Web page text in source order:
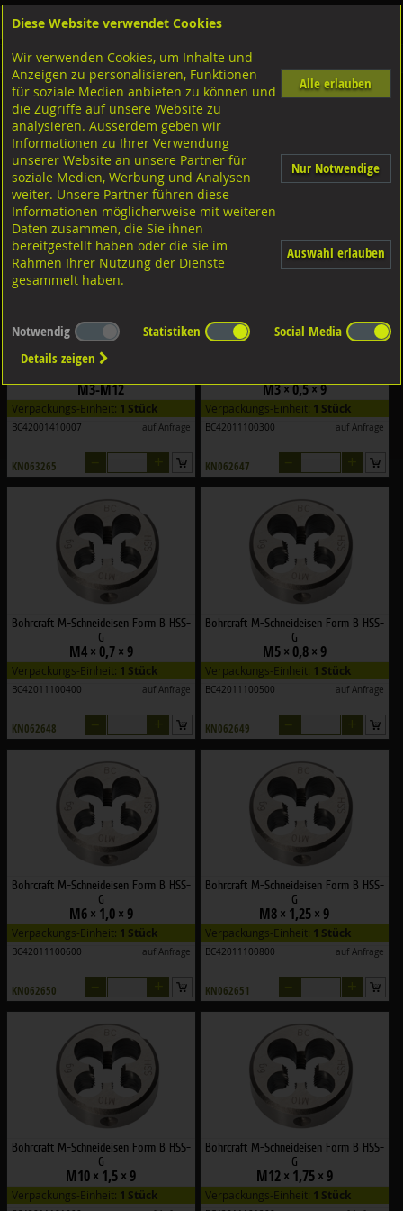
Shop Bohrcraft/ZerspanungswerkzeugeGewindebohrer
M-Schneideisen ø25x9mm, Form B
Filter nach Dimensionen:
×
×
Filter zurücksetzen
Bohrcraft M-Schneideisen SET 8-tlg. DIN
M3-M12
Verpackungs-Einheit: 1 Stück
BC42001410007 auf Anfrage
KN063265
M3 × 0,5 × 9
Verpackungs-Einheit: 1 Stück
BC42011100300 auf Anfrage
KN062647
Bohrcraft M-Schneideisen Form B HSS-
G
M4 × 0,7 × 9
Verpackungs-Einheit: 1 Stück
BC42011100400 auf Anfrage
KN062648
Bohrcraft M-Schneideisen Form B HSS-
G
M5 × 0,8 × 9
Verpackungs-Einheit: 1 Stück
BC42011100500 auf Anfrage
KN062649
Bohrcraft M-Schneideisen Form B HSS-
G
M6 × 1,0 × 9
Verpackungs-Einheit: 1 Stück
BC42011100600 auf Anfrage
KN062650
Bohrcraft M-Schneideisen Form B HSS-
G
M8 × 1,25 × 9
Verpackungs-Einheit: 1 Stück
BC42011100800 auf Anfrage
KN062651
Bohrcraft M-Schneideisen Form B HSS-
G
M10 × 1,5 × 9
Verpackungs-Einheit: 1 Stück
Bohrcraft M-Schneideisen Form B HSS-
G
M12 × 1,75 × 9
Verpackungs-Einheit: 1 Stück
Diese Website verwendet Cookies
Wir verwenden Cookies, um Inhalte und
Anzeigen zu personalisieren, Funktionen
für soziale Medien anbieten zu können und
die Zugriffe auf unsere Website zu
analysieren. Ausserdem geben wir
Informationen zu Ihrer Verwendung
unserer Website an unsere Partner für
soziale Medien, Werbung und Analysen
weiter. Unsere Partner führen diese
Informationen möglicherweise mit weiteren
Daten zusammen, die Sie ihnen
bereitgestellt haben oder die sie im
Rahmen Ihrer Nutzung der Dienste
gesammelt haben.
Alle erlauben
Nur Notwendige
Auswahl erlauben
Notwendig Statistiken
Social Media
Details zeigen